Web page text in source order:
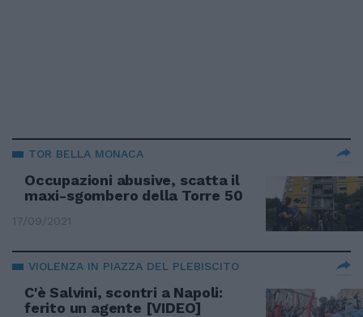
TOR BELLA MONACA
Occupazioni abusive, scatta il
maxi-sgombero della Torre 50
17/09/2021
VIOLENZA IN PIAZZA DEL PLEBISCITO
C'è Salvini, scontri a Napoli:
ferito un agente [VIDEO]